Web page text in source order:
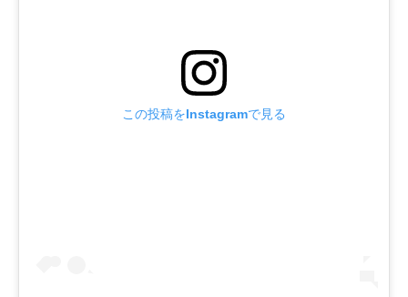
この投稿をInstagramで見る